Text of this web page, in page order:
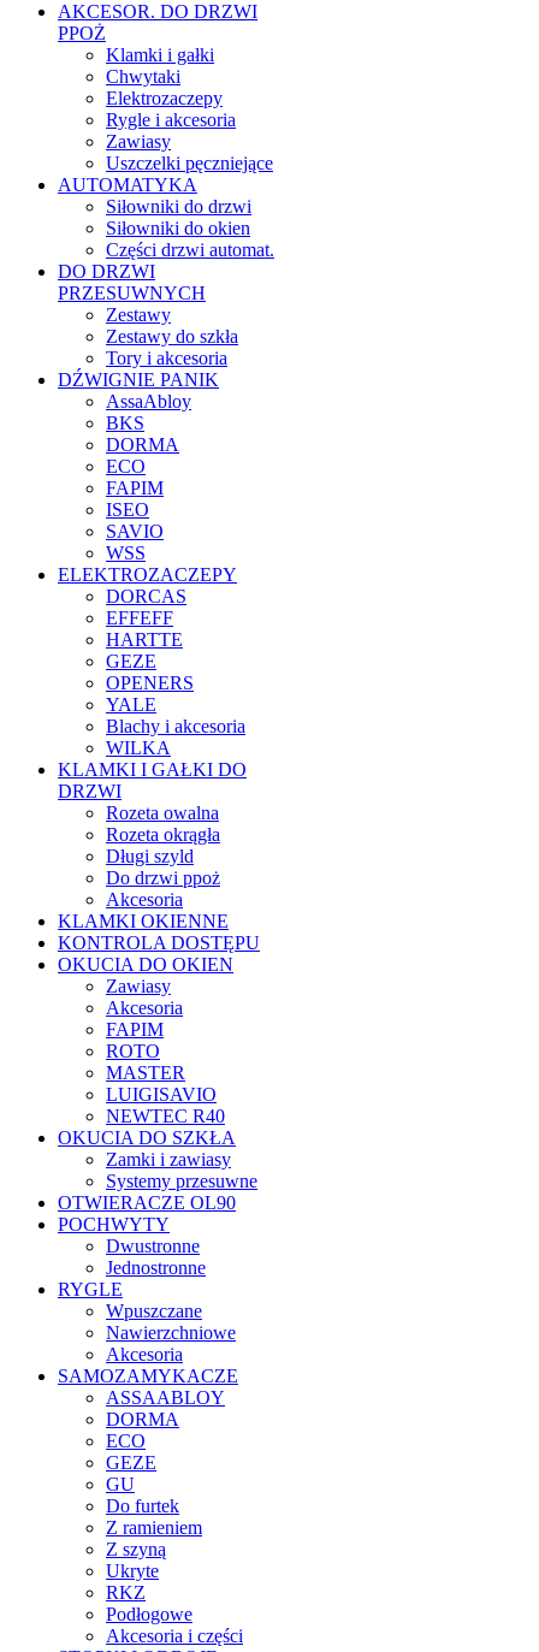
AKCESOR. DO DRZWI
PPOŻ
Klamki i gałki
Chwytaki
Elektrozaczepy
Rygle i akcesoria
Zawiasy
Uszczelki pęczniejące
AUTOMATYKA
Siłowniki do drzwi
Siłowniki do okien
Części drzwi automat.
DO DRZWI
PRZESUWNYCH
Zestawy
Zestawy do szkła
Tory i akcesoria
DŹWIGNIE PANIK
AssaAbloy
BKS
DORMA
ECO
FAPIM
ISEO
SAVIO
WSS
ELEKTROZACZEPY
DORCAS
EFFEFF
HARTTE
GEZE
OPENERS
YALE
Blachy i akcesoria
WILKA
KLAMKI I GAŁKI DO
DRZWI
Rozeta owalna
Rozeta okrągła
Długi szyld
Do drzwi ppoż
Akcesoria
KLAMKI OKIENNE
KONTROLA DOSTĘPU
OKUCIA DO OKIEN
Zawiasy
Akcesoria
FAPIM
ROTO
MASTER
LUIGISAVIO
NEWTEC R40
OKUCIA DO SZKŁA
Zamki i zawiasy
Systemy przesuwne
OTWIERACZE OL90
POCHWYTY
Dwustronne
Jednostronne
RYGLE
Wpuszczane
Nawierzchniowe
Akcesoria
SAMOZAMYKACZE
ASSAABLOY
DORMA
ECO
GEZE
GU
Do furtek
Z ramieniem
Z szyną
Ukryte
RKZ
Podłogowe
Akcesoria i części